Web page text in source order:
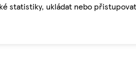
statistiky, ukládat nebo